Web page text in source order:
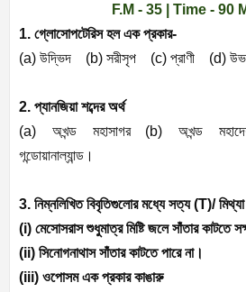
F.M - 35 | Time - 90
1. গ্লোসোপটেরিস হল এক প্রকার-
(a) উদ্ভিদ (b) সরীসৃপ (c) প্রাণী (d)
2. প্যানজিয়া শব্দের অর্থ
(a) অখন্ড মহাসাগর (b) অখন্ড
গন্ডোয়ানাল্যান্ড।
3. নিম্নলিখিত বিবৃতিগুলোর মধ্যে সত্য (T)/
(i) মেসোসরাস শুধুমাত্র মিষ্টি জলে সাঁতার কাটতে
(ii) সিনোগনাথাস সাঁতার কাটতে পারে না।
(iii) ওপোসম এক প্রকার কাঙারু